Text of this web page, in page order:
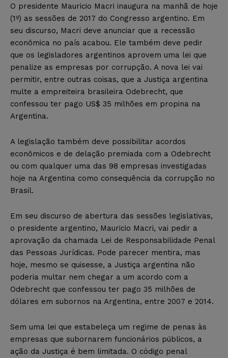
O presidente Mauricio Macri inaugura na manhã de hoje
(1º) as sessões de 2017 do Congresso argentino. Em
seu discurso, Macri deve anunciar que a recessão
econômica no país acabou. Ele também deve pedir
que os legisladores argentinos aprovem uma lei que
penalize as empresas por corrupção. A nova lei vai
permitir, entre outras coisas, que a Justiça argentina
multe a empreiteira brasileira Odebrecht, que
confessou ter pago US$ 35 milhões em propina na
Argentina.
A legislação também deve possibilitar acordos
econômicos e de delação premiada com a Odebrecht
ou com qualquer uma das 98 empresas investigadas
hoje na Argentina como consequência da corrupção no
Brasil.
Em seu discurso de abertura das sessões legislativas,
o presidente argentino, Mauricio Macri, vai pedir a
aprovação da chamada Lei de Responsabilidade Penal
das Pessoas Jurídicas. Pode parecer mentira, mas
hoje, mesmo se quisesse, a Justiça argentina não
poderia multar nem chegar a um acordo com a
Odebrecht que confessou ter pago 35 milhões de
dólares em subornos na Argentina, entre 2007 e 2014.
Sem uma lei que estabeleça um regime de penas às
empresas que subornarem funcionários públicos, a
ação da Justiça é bem limitada. O código penal